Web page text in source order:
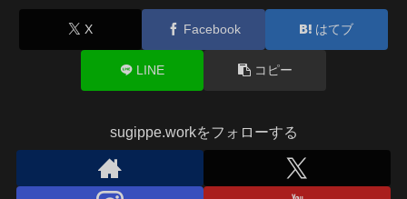
X Facebook はてブ
LINE コピー
sugippe.workをフォローする